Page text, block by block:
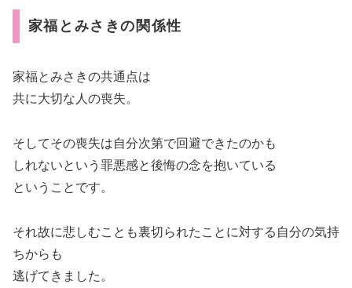
家福とみさきの関係性
家福とみさきの共通点は
共に大切な人の喪失。
そしてその喪失は自分次第で回避できたのかも
しれないという罪悪感と後悔の念を抱いている
ということです。
それ故に悲しむことも裏切られたことに対する自分の気持
ちからも
逃げてきました。